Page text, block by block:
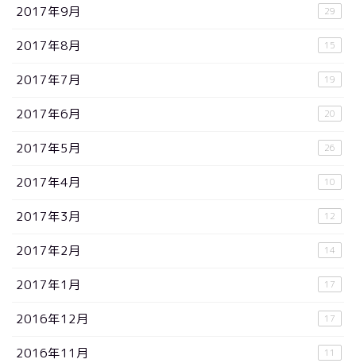
2017年9月 29
2017年8月 15
2017年7月 19
2017年6月 20
2017年5月 26
2017年4月 10
2017年3月 12
2017年2月 14
2017年1月 17
2016年12月 17
2016年11月 11